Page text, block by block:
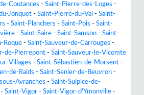
Coutances - Saint-Pierre-des-Loges -
Jonquet - Saint-Pierre-du-Val - Saint-
- Saint-Planchers - Saint-Pois - Saint-
- Saint-Saire - Saint-Samson - Saint-
Roque - Saint-Sauveur-de-Carrouges -
de-Pierrepont - Saint-Sauveur-le-Vicomte
Villages - Saint-Sébastien-de-Morsent -
de-Raids - Saint-Senier-de-Beuvron -
Avranches - Saint-Sulpice-de-
- Saint-Vigor - Saint-Vigor-d'Ymonville -